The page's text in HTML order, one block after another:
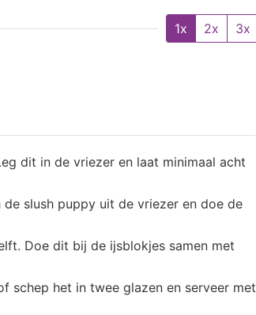
1x 2x
3x
dit in de vriezer en laat minimaal acht
slush puppy uit de vriezer en doe de
Doe dit bij de ijsblokjes samen met
schep het in twee glazen en serveer met